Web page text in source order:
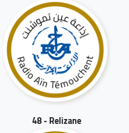
48 - Relizane